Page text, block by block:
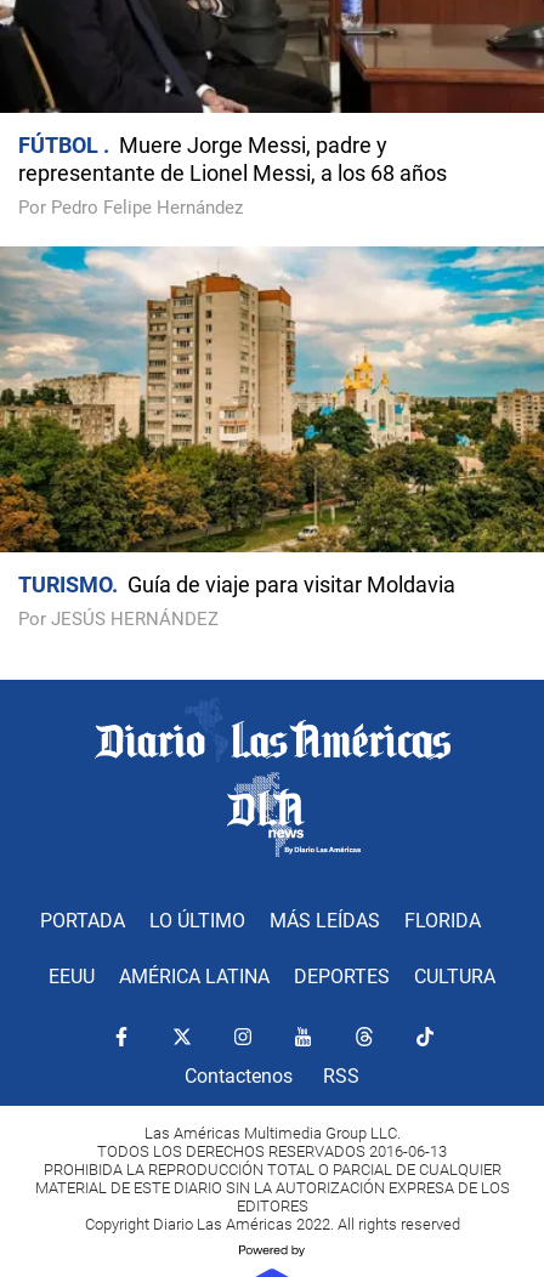
FÚTBOL
Muere Jorge Messi, padre y
representante de Lionel Messi, a los 68 años
Por Pedro Felipe Hernández
TURISMO Guía de viaje para visitar Moldavia
Por JESÚS HERNÁNDEZ
PORTADA LO ÚLTIMO MÁS LEÍDAS FLORIDA
EEUU AMÉRICA LATINA DEPORTES CULTURA
Contactenos RSS
Las Américas Multimedia Group LLC.
TODOS LOS DERECHOS RESERVADOS 2016-06-13
PROHIBIDA LA REPRODUCCIÓN TOTAL O PARCIAL DE CUALQUIER
MATERIAL DE ESTE DIARIO SIN LA AUTORIZACIÓN EXPRESA DE LOS
EDITORES
Copyright Diario Las Américas 2022. All rights reserved